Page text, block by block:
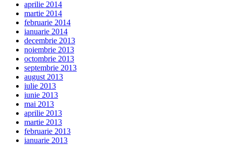
aprilie 2014
martie 2014
februarie 2014
ianuarie 2014
decembrie 2013
noiembrie 2013
octombrie 2013
septembrie 2013
august 2013
iulie 2013
iunie 2013
mai 2013
aprilie 2013
martie 2013
februarie 2013
ianuarie 2013